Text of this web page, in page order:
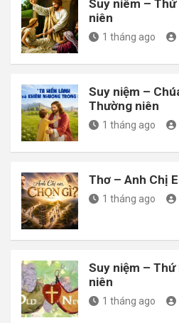
Suy niêm – Thứ
niên
1 tháng ago
Suy niệm –
Thường niên
1 tháng ago
Thơ – Anh Chị
1 tháng ago
Suy niệm –
niên
1 tháng ago